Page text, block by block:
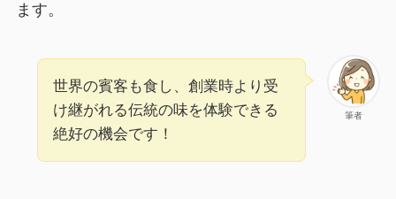
ます。
筆者
世界の賓客も食し、創業時より受
け継がれる伝統の味を体験できる
絶好の機会です！